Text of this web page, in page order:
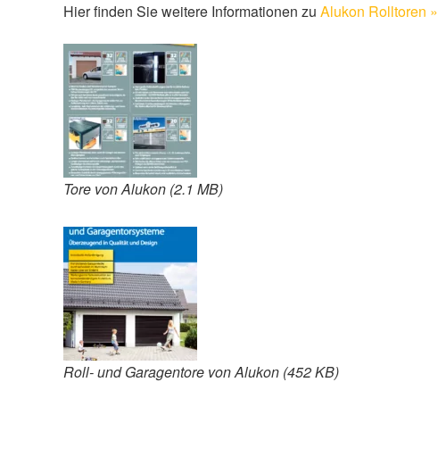
Hier finden Sie weitere Informationen zu Alukon Rolltoren »
Tore von Alukon (2.1 MB)
Roll- und Garagentore von Alukon (452 KB)